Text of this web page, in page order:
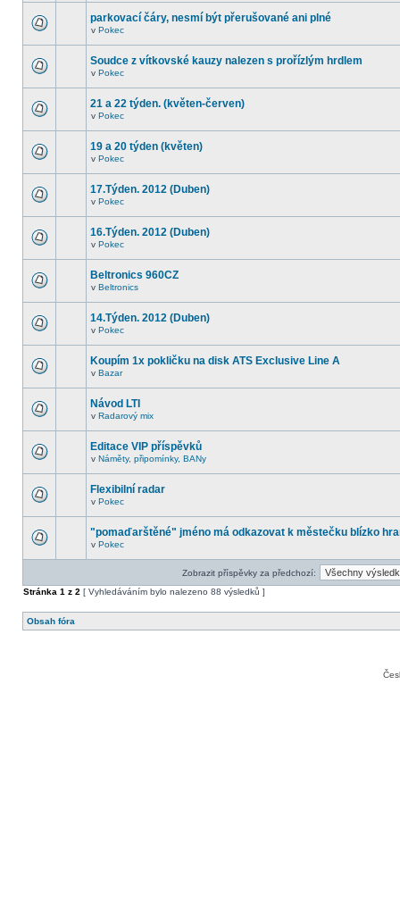
parkovací čáry, nesmí být přerušované ani plné
v Pokec
Soudce z vítkovské kauzy nalezen s prořízlým hrdlem
v Pokec
21 a 22 týden. (květen-červen)
v Pokec
19 a 20 týden (květen)
v Pokec
17.Týden. 2012 (Duben)
v Pokec
16.Týden. 2012 (Duben)
v Pokec
Beltronics 960CZ
v Beltronics
14.Týden. 2012 (Duben)
v Pokec
Koupím 1x pokličku na disk ATS Exclusive Line A
v Bazar
Návod LTI
v Radarový mix
Editace VIP příspěvků
v Náměty, připomínky, BANy
Flexibilní radar
v Pokec
"pomaďarštěné" jméno má odkazovat k městečku blízko
v Pokec
Zobrazit příspěvky za předchozí:
Stránka 1 z 2 [ Vyhledáváním bylo nalezeno 88 výsledků ]
Obsah fóra